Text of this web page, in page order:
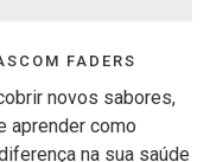
FADERS
novos sabores,
aprender como
na sua saúde